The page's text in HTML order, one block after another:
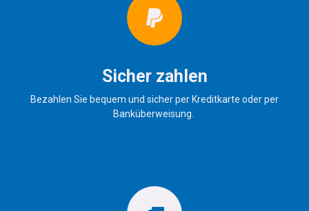
Sicher zahlen
Bezahlen Sie bequem und sicher per Kreditkarte oder per
Banküberweisung.